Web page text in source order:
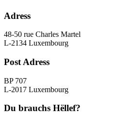
Adress
48-50 rue Charles Martel
L-2134 Luxembourg
Post Adress
BP 707
L-2017 Luxembourg
Du brauchs Hëllef?